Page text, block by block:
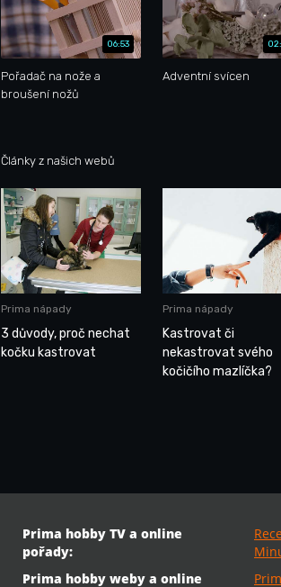
06:53
Pořadač na nože a
broušení nožů
Adventní svícen
Články z našich webů
Prima nápady
3 důvody, proč nechat
kočku kastrovat
Prima nápady
Kastrovat či
nekastrovat svého
kočičího mazlíčka?
Prima hobby TV a online
pořady:
Prima hobby weby a online